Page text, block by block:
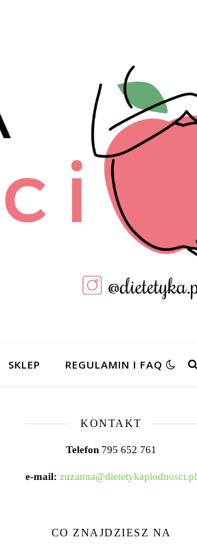
SKLEP REGULAMIN I FAQ
KONTAKT
Telefon 795 652 761
e-mail: zuzanna@dietetykaplodnosci.pl
CO ZNAJDZIESZ NA